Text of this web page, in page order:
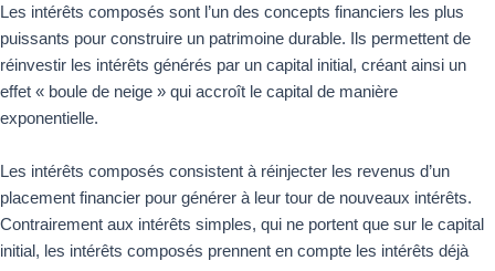
Les intérêts composés sont l’un des concepts financiers les plus
puissants pour construire un patrimoine durable. Ils permettent de
réinvestir les intérêts générés par un capital initial, créant ainsi un
effet « boule de neige » qui accroît le capital de manière
exponentielle.
Les intérêts composés consistent à réinjecter les revenus d’un
placement financier pour générer à leur tour de nouveaux intérêts.
Contrairement aux intérêts simples, qui ne portent que sur le capital
initial, les intérêts composés prennent en compte les intérêts déjà